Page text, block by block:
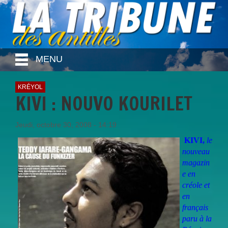
MENU
KRÉYOL
KIVI : NOUVO KOURILET
Jeudi, octobre 30, 2008 - 14:19
KIVI, le
nouveau
magazin
e en
créole et
en
français
paru à la